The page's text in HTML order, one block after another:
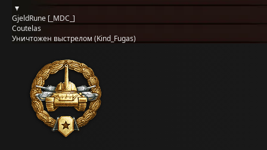
GjeldRune [_MDC_]
Coutelas
Уничтожен выстрелом (Kind_Fugas)